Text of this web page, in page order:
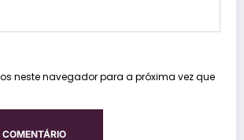
neste navegador para a próxima vez que